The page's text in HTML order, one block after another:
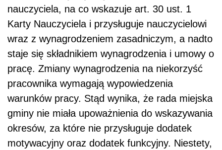
nauczyciela, na co wskazuje art. 30 ust. 1
Karty Nauczyciela i przysługuje nauczycielowi
wraz z wynagrodzeniem zasadniczym, a nadto
staje się składnikiem wynagrodzenia i umowy o
pracę. Zmiany wynagrodzenia na niekorzyść
pracownika wymagają wypowiedzenia
warunków pracy. Stąd wynika, że rada miejska
gminy nie miała upoważnienia do wskazywania
okresów, za które nie przysługuje dodatek
motywacyjny oraz dodatek funkcyjny. Niestety,